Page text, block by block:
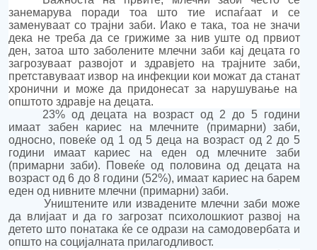
занемарува поради тоа што тие испаѓаат и се
заменуваат со трајни заби. Иако е така, тоа не значи
дека не треба да се грижиме за нив уште од првиот
ден, затоа што заболените млечни заби кај децата го
загрозуваaт развојот и здравјето на трајните заби,
претставуваат извор на инфекции кои можат да станат
хронични и може да придонесат за нарушување на
општото здравје на децата.
23% од децата на возраст од 2 до 5 години
имаат забен кариес на млечните (примарни) заби,
односно, повеќе од 1 од 5 деца на возраст од 2 до 5
години имаат кариес на еден од млечните заби
(примарни заби).
Повеќе од половина од децата на
возраст од 6 до 8 години (52%), имаат кариес на барем
еден од нивните млечни (примарни) заби.
Уништените или извадените млечни заби може
да влијаат и да го загрозат психолошкиот развој на
детето што понатака ќе се одрази на самодовербата и
општо на социјалната прилагодливост.